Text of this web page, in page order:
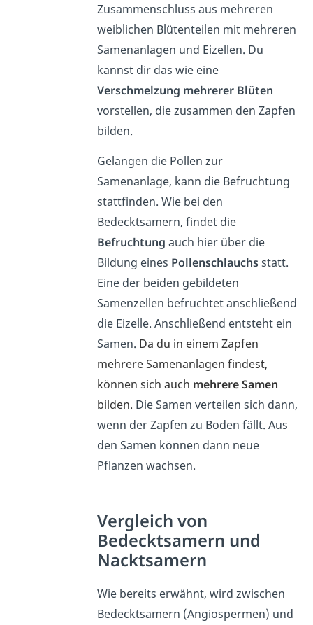
Zusammenschluss aus mehreren
weiblichen Blütenteilen mit mehreren
Samenanlagen und Eizellen. Du
kannst dir das wie eine
Verschmelzung mehrerer Blüten
vorstellen, die zusammen den Zapfen
bilden.
Gelangen die Pollen zur
Samenanlage, kann die Befruchtung
stattfinden. Wie bei den
Bedecktsamern, findet die
Befruchtung auch hier über die
Bildung eines Pollenschlauchsstatt.
Eine der beiden gebildeten
Samenzellen befruchtet anschließend
die Eizelle. Anschließend entsteht ein
Samen. Da du in einem Zapfen
mehrere Samenanlagen findest,
können sich auch mehrere Samen
bilden. Die Samen verteilen sich dann,
wenn der Zapfen zu Boden fällt. Aus
den Samen können dann neue
Pflanzen wachsen.
Vergleich von
Bedecktsamern und
Nacktsamern
Wie bereits erwähnt, wird zwischen
Bedecktsamern (Angiospermen) und